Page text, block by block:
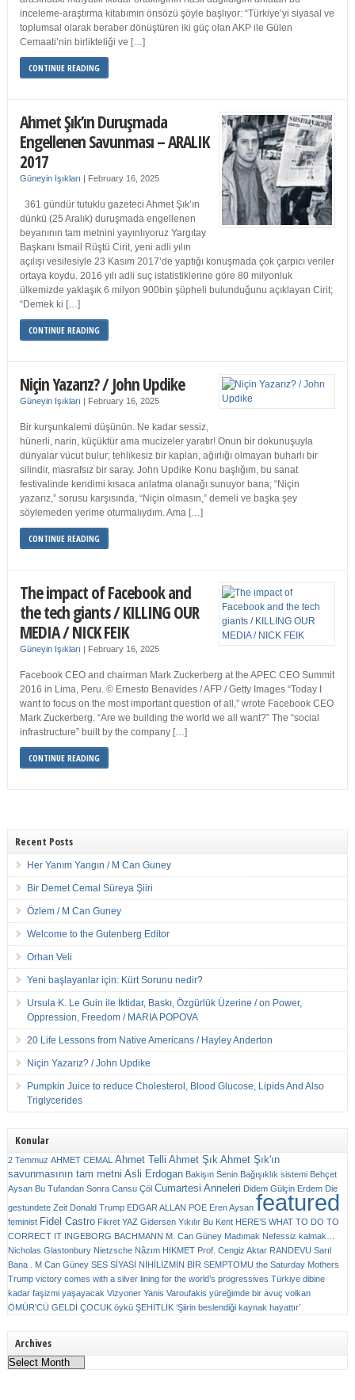
inceleme-araştırma kitabımın önsözü şöyle başlıyor: “Türkiye’yi siyasal ve
toplumsal olarak beraber dönüştüren iki güç olan AKP ile Gülen
Cemaati’nin birlikteliği ve […]
CONTINUE READING
Ahmet Şık’ın Duruşmada
Engellenen Savunması – ARALIK
2017
Güneyin Işıkları | February 16, 2025
361 gündür tutuklu gazeteci Ahmet Şık’ın
dünkü (25 Aralık) duruşmada engellenen
beyanının tam metnini yayınlıyoruz Yargıtay
Başkanı İsmail Rüştü Cirit, yeni adli yılın
açılışı vesilesiyle 23 Kasım 2017’de yaptığı konuşmada çok çarpıcı veriler
ortaya koydu. 2016 yılı adli suç istatistiklerine göre 80 milyonluk
ülkemizde yaklaşık 6 milyon 900bin şüpheli bulunduğunu açıklayan Cirit;
“Demek ki […]
CONTINUE READING
Niçin Yazarız? / John Updike
Güneyin Işıkları | February 16, 2025
Bir kurşunkalemi düşünün. Ne kadar sessiz,
hünerli, narin, küçüktür ama mucizeler yaratır! Onun bir dokunuşuyla
dünyalar vücut bulur; tehlikesiz bir kaplan, ağırlığı olmayan buharlı bir
silindir, masrafsız bir saray. John Updike Konu başlığım, bu sanat
festivalinde kendimi kısaca anlatma olanağı sunuyor bana; “Niçin
yazarız,” sorusu karşısında, “Niçin olmasın,” demeli ve başka şey
söylemeden yerime oturmalıydım. Ama […]
CONTINUE READING
The impact of Facebook and
the tech giants / KILLING OUR
MEDIA / NICK FEIK
Güneyin Işıkları | February 16, 2025
Facebook CEO and chairman Mark Zuckerberg at the APEC CEO Summit
2016 in Lima, Peru. © Ernesto Benavides / AFP / Getty Images “Today I
want to focus on the most important question of all,” wrote Facebook CEO
Mark Zuckerberg. “Are we building the world we all want?” The “social
infrastructure” built by the company […]
CONTINUE READING
Recent Posts
Her Yanım Yangın / M Can Guney
Bir Demet Cemal Süreya Şiiri
Özlem / M Can Guney
Welcome to the Gutenberg Editor
Orhan Veli
Yeni başlayanlar için: Kürt Sorunu nedir?
Ursula K. Le Guin ile İktidar, Baskı, Özgürlük Üzerine / on Power,
Oppression, Freedom / MARIA POPOVA
20 Life Lessons from Native Americans / Hayley Anderton
Niçin Yazarız? / John Updike
Pumpkin Juice to reduce Cholesterol, Blood Glucose, Lipids And Also
Triglycerides
Konular
2 Temmuz AHMET CEMAL Ahmet Telli Ahmet Şık Ahmet Şık'ın
savunmasının tam metni Asli Erdogan Bakişın Senin Bağışıklık sistemi Behçet
Aysan Bu Tufandan Sonra Cansu Çöl Cumartesi Anneleri Didem Gülçin Erdem Die
gestundete Zeit Donald Trump EDGAR ALLAN POE Eren Aysan featured
feminist Fidel Castro Fikret YAZ Gidersen Yıkılır Bu Kent HERE’S WHAT TO DO TO
CORRECT IT INGEBORG BACHMANN M. Can Güney Madımak Nefessiz kalmak…
Nicholas Glastonbury Nietzsche Nâzım HİKMET Prof. Cengiz Aktar RANDEVU Sarıl
Bana . M Can Güney SES SİYASİ NİHİLİZMİN BİR SEMPTOMU the Saturday Mothers
Trump victory comes with a silver lining for the world’s progressives Türkiye dibine
kadar faşizmi yaşayacak Vizyoner Yanis Varoufakis yüreğimde bir avuç volkan
ÖMÜR'CÜ GELDİ ÇOCUK öykü ŞEHİTLİK ‘Şiirin beslendiği kaynak hayattır’
Archives
Archives